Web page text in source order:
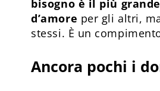
bisogno è il più
d’amore per gli altri,
stessi. È un
Ancora pochi i